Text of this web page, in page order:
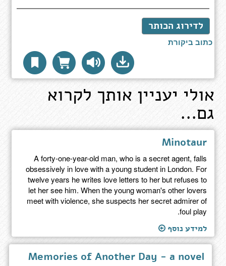
לדירוג הכותר
כתוב ביקורת
אולי יעניין אותך לקרוא
גם...
Minotaur
A forty-one-year-old man, who is a secret agent, falls
obsessively in love with a young student in London. For
twelve years he writes love letters to her but refuses to
let her see him. When the young woman's other lovers
meet with violence, she suspects her secret admirer of
foul play.
למידע נוסף
Memories of Another Day - a novel